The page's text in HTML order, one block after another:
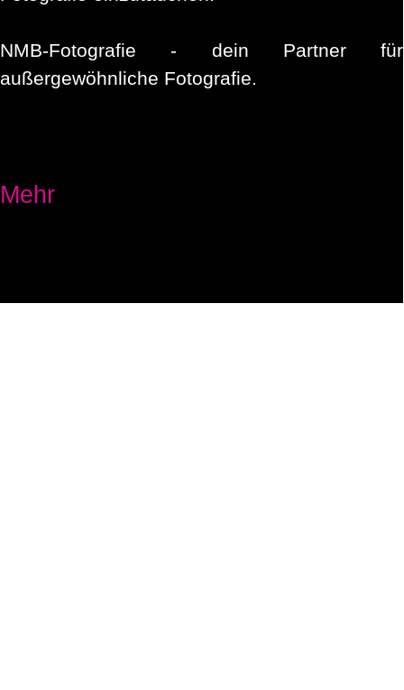
NMB-Fotografie - dein Partner für
außergewöhnliche Fotografie.
Mehr